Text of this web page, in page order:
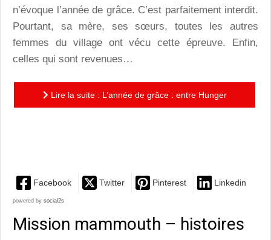
n’évoque l’année de grâce. C’est parfaitement interdit.
Pourtant, sa mère, ses sœurs, toutes les autres
femmes du village ont vécu cette épreuve. Enfin,
celles qui sont revenues…
Lire la suite : L’année de grâce : entre Hunger
Facebook Twitter Pinterest Linkedin
powered by social2s
Mission mammouth – histoires